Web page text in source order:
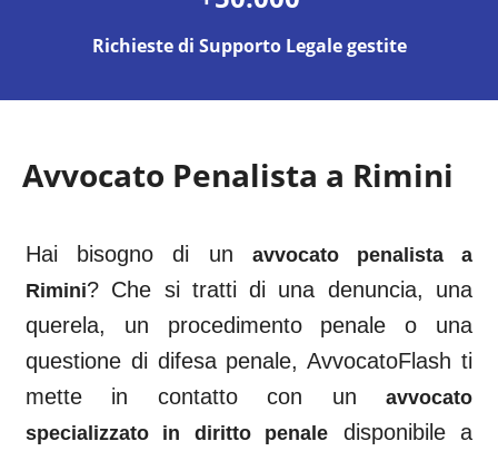
Richieste di Supporto Legale gestite
Avvocato Penalista a Rimini
Hai bisogno di un
avvocato penalista a
Rimini? Che si tratti di una denuncia, una
querela, un procedimento penale o una
questione di difesa penale, AvvocatoFlash ti
mette in contatto con un
avvocato
specializzato in diritto penale
disponibile a